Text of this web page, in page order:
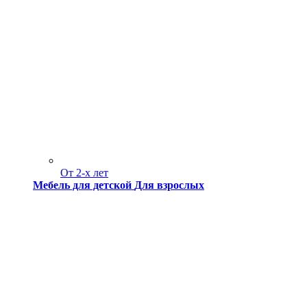
От 2-х лет
Мебель для детской Для взрослых